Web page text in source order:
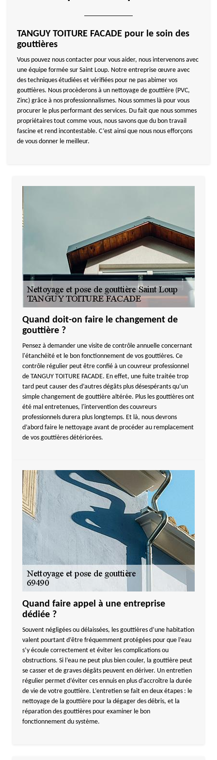
TANGUY TOITURE FACADE pour le soin des
gouttières
Vous pouvez nous contacter pour vous aider, nous intervenons avec
une équipe formée sur Saint Loup. Notre entreprise œuvre avec
des techniques étudiées et vérifiées pour ne pas abimer vos
gouttières. Nous procèderons à un nettoyage de gouttière (PVC,
Zinc) grâce à nos professionnalismes. Nous sommes là pour vous
procurer le plus performant des services. Du fait que nous sommes
propriétaires tout comme vous, nous savons que du bon travail
fascine et rend incontestable. C’est ainsi que nous nous efforçons
de vous donner le meilleur.
Quand doit-on faire le changement de
gouttière ?
Pensez à demander une visite de contrôle annuelle concernant
l'étanchéité et le bon fonctionnement de vos gouttières. Ce
contrôle régulier peut être confié à un couvreur professionnel
de TANGUY TOITURE FACADE. En effet, une fuite traitée trop
tard peut causer des d’autres dégâts plus désespérants qu’un
simple changement de gouttière altérée. Plus les gouttières ont
été mal entretenues, l'intervention des couvreurs
professionnels durera plus longtemps. Et là, nous devrons
d’abord faire le nettoyage avant de procéder au remplacement
de vos gouttières détériorées.
Quand faire appel à une entreprise
dédiée ?
Souvent négligées ou délaissées, les gouttières d’une habitation
valent pourtant d’être fréquemment protégées pour que l’eau
s’y écoule correctement et éviter les complications ou
obstructions. Si l’eau ne peut plus bien couler, la gouttière peut
se casser et de graves dégâts peuvent en dériver. Un entretien
régulier permet d’éviter ces ennuis en plus d’accroître la durée
de vie de votre gouttière. L’entretien se fait en deux étapes : le
nettoyage de la gouttière pour la dégager des débris, et la
réparation des gouttières pour examiner le bon
fonctionnement du système.